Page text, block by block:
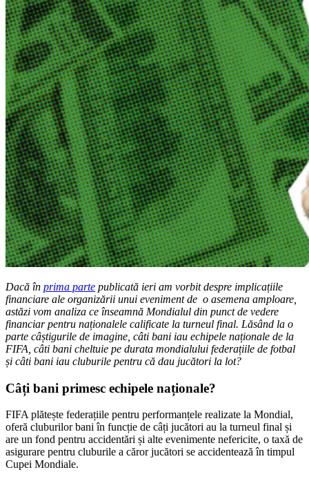
Dacă în prima parte publicată ieri am vorbit despre implicațiile
financiare ale organizării unui eveniment de o asemena amploare,
astăzi vom analiza ce înseamnă Mondialul din punct de vedere
financiar pentru naționalele calificate la turneul final. Lăsând la o
parte câștigurile de imagine, câti bani iau echipele naționale de la
FIFA, câti bani cheltuie pe durata mondialului federațiile de fotbal
și câti bani iau cluburile pentru că dau jucători la lot?
Câți bani primesc echipele naționale?
FIFA plătește federațiile pentru performanțele realizate la Mondial,
oferă cluburilor bani în funcție de câți jucători au la turneul final și
are un fond pentru accidentări și alte evenimente nefericite, o taxă de
asigurare pentru cluburile a căror jucători se accidentează în timpul
Cupei Mondiale.